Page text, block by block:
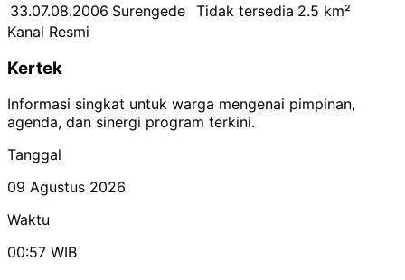
33.07.08.2006 Surengede Tidak tersedia 2.5 km²
Kanal Resmi
Kertek
Informasi singkat untuk warga mengenai pimpinan,
agenda, dan sinergi program terkini.
Tanggal
09 Agustus 2026
Waktu
00:57 WIB